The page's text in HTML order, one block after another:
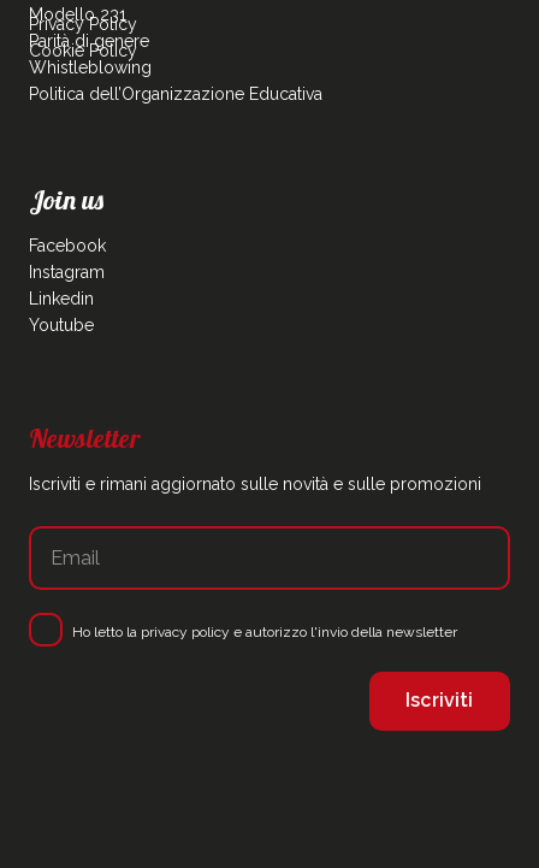
Modello 231
Parità di genere
Whistleblowing
Politica dell’Organizzazione Educativa
Privacy Policy
Cookie Policy
Join us
Facebook
Instagram
Linkedin
Youtube
Newsletter
Iscriviti e rimani aggiornato sulle novità e sulle promozioni
Ho letto la privacy policy e autorizzo l'invio della newsletter